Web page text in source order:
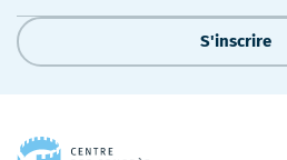
S'inscrire